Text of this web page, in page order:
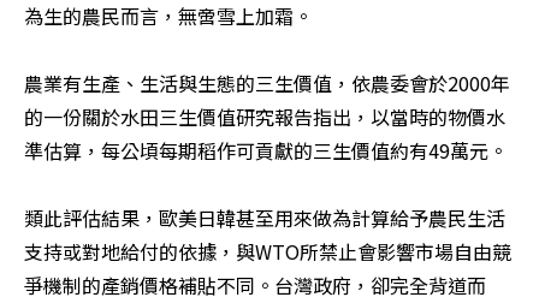
為生的農民而言，無啻雪上加霜。
農業有生產、生活與生態的三生價值，依農委會於2000年
的一份關於水田三生價值研究報告指出，以當時的物價水
準估算，每公頃每期稻作可貢獻的三生價值約有49萬元。
類此評估結果，歐美日韓甚至用來做為計算給予農民生活
支持或對地給付的依據，與WTO所禁止會影響市場自由競
爭機制的產銷價格補貼不同。台灣政府，卻完全背道而